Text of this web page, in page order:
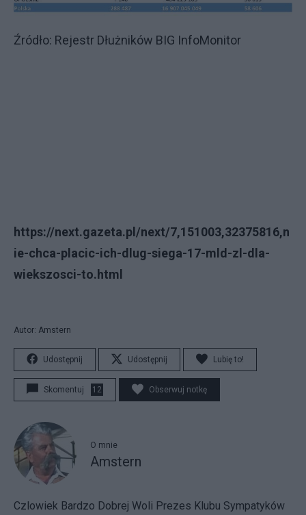
Źródło: Rejestr Dłużników BIG InfoMonitor
https://next.gazeta.pl/next/7,151003,32375816,n
ie-chca-placic-ich-dlug-siega-17-mld-zl-dla-
wiekszosci-to.html
Autor: Amstern
Udostępnij Udostępnij Lubię to!
Skomentuj 12 Obserwuj notkę
O mnie
Amstern
Czlowiek Bardzo Dobrej Woli Prezes Klubu Sympatyków